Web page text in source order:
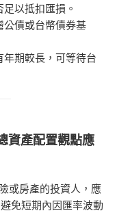
足以抵扣匯損。
公債或台幣債券基
年期較長，可等待台
資產配置觀點應
或房產的投資人，應
免短期內因匯率波動